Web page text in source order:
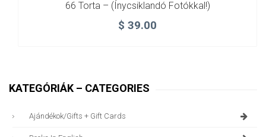
66 Torta – (ínycsiklandó Fotókkal!)
$ 39.00
KATEGÓRIÁK – CATEGORIES
Ajándékok/gifts + Gift Cards